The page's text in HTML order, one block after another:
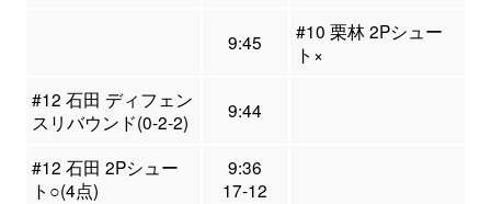
9:45
#10 栗林 2Pシュー
ト×
#12 石田 ディフェン
スリバウンド(0-2-2)
9:44
#12 石田 2Pシュー
ト○(4点)
9:36
17-12